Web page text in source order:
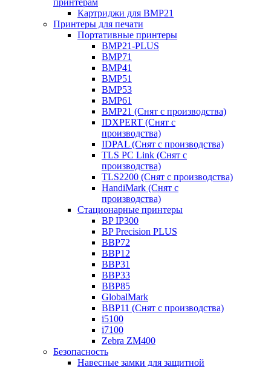
принтерам
Картриджи для BMP21
Принтеры для печати
Портативные принтеры
BMP21-PLUS
BMP71
BMP41
BMP51
BMP53
BMP61
BMP21 (Снят с производства)
IDXPERT (Снят с
производства)
IDPAL (Снят с производства)
TLS PC Link (Снят с
производства)
TLS2200 (Снят с производства)
HandiMark (Снят с
производства)
Стационарные принтеры
BP IP300
BP Precision PLUS
BBP72
BBP12
BBP31
BBP33
BBP85
GlobalMark
BBP11 (Снят с производства)
i5100
i7100
Zebra ZM400
Безопасность
Навесные замки для защитной